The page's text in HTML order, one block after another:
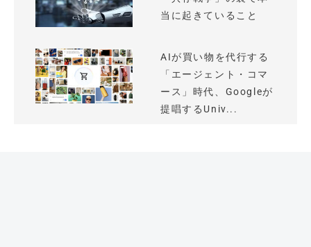
当に起きていること
AIが買い物を代行する
「エージェント・コマ
ース」時代、Googleが
提唱するUniv...